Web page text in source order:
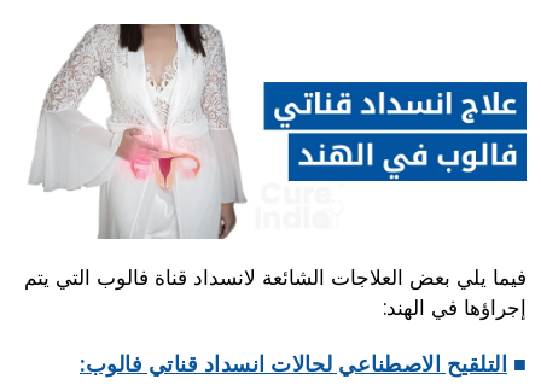
فيما يلي بعض العلاجات الشائعة لانسداد قناة فالوب التي يتم
إجراؤها في الهند:
■ التلقيح الاصطناعي لحالات انسداد قناتي فالوب: